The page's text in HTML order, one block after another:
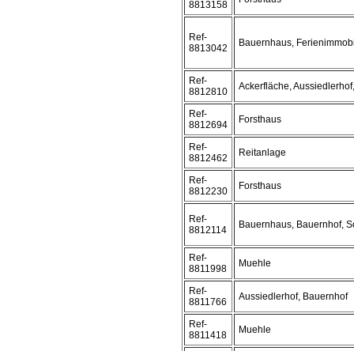
8813158
Ref-
8813042
Bauernhaus,
Ref-
8812810
Ackerfläche,
Ref-
8812694
Forsthaus
Ref-
8812462
Reitanlage
Ref-
8812230
Forsthaus
Ref-
8812114
Bauernhaus, Bauernhof,
Ref-
8811998
Muehle
Ref-
8811766
Aussiedlerhof, Bauernhof
Ref-
8811418
Muehle